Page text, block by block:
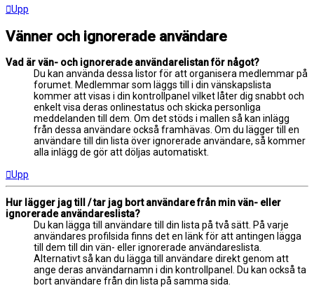
Upp
Vänner och ignorerade användare
Vad är vän- och ignorerade användarelistan för något?
Du kan använda dessa listor för att organisera medlemmar på
forumet. Medlemmar som läggs till i din vänskapslista
kommer att visas i din kontrollpanel vilket låter dig snabbt och
enkelt visa deras onlinestatus och skicka personliga
meddelanden till dem. Om det stöds i mallen så kan inlägg
från dessa användare också framhävas. Om du lägger till en
användare till din lista över ignorerade användare, så kommer
alla inlägg de gör att döljas automatiskt.
Upp
Hur lägger jag till / tar jag bort användare från min vän- eller
ignorerade användareslista?
Du kan lägga till användare till din lista på två sätt. På varje
användares profilsida finns det en länk för att antingen lägga
till dem till din vän- eller ignorerade användareslista.
Alternativt så kan du lägga till användare direkt genom att
ange deras användarnamn i din kontrollpanel. Du kan också ta
bort användare från din lista på samma sida.